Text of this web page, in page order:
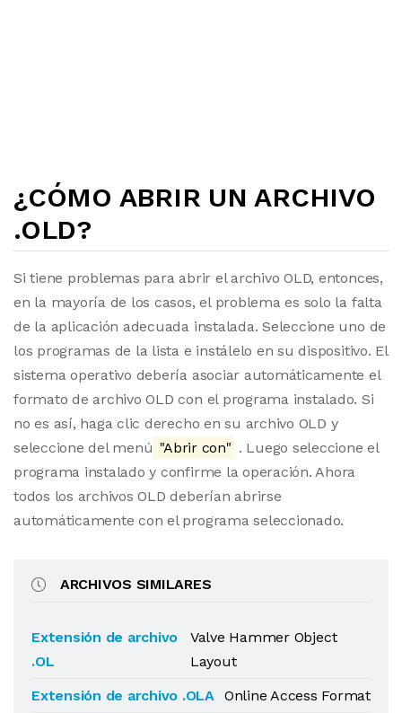
¿CÓMO ABRIR UN ARCHIVO
.OLD?
Si tiene problemas para abrir el archivo OLD, entonces,
en la mayoría de los casos, el problema es solo la falta
de la aplicación adecuada instalada. Seleccione uno de
los programas de la lista e instálelo en su dispositivo. El
sistema operativo debería asociar automáticamente el
formato de archivo OLD con el programa instalado. Si
no es así, haga clic derecho en su archivo OLD y
seleccione del menú "Abrir con" . Luego seleccione el
programa instalado y confirme la operación. Ahora
todos los archivos OLD deberían abrirse
automáticamente con el programa seleccionado.
ARCHIVOS SIMILARES
Extensión de archivo
.OL
Valve Hammer Object
Layout
Extensión de archivo .OLA Online Access Format